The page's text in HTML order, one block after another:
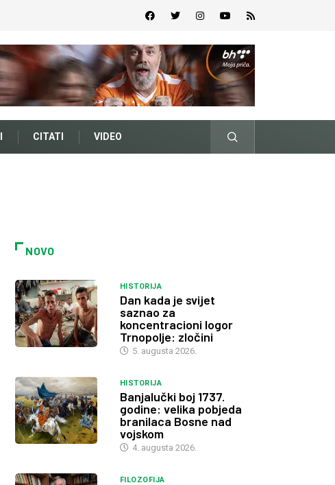
CITATI VIDEO
NOVO
HISTORIJA
Dan kada je svijet
saznao za
koncentracioni logor
Trnopolje: zločini
5. augusta 2026.
HISTORIJA
Banjalučki boj 1737.
godine: velika pobjeda
branilaca Bosne nad
vojskom
4. augusta 2026.
FILOZOFIJA